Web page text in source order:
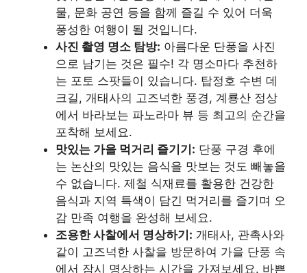
물, 문화 공연 등을 함께 즐길 수 있어 더욱
풍성한 여행이 될 것입니다.
사진 촬영 명소 탐방: 아름다운 단풍을 사진
으로 남기는 것은 필수! 각 명소마다 추천하
는 포토 스팟들이 있습니다. 탑정호 수변 데
크길, 개태사의 고즈넉한 풍경, 계룡산 정상
에서 바라보는 파노라마 뷰 등 최고의 순간을
포착해 보세요.
맛있는 가을 먹거리 즐기기: 단풍 구경 후에
는 논산의 맛있는 음식을 맛보는 것도 빼놓을
수 없습니다. 제철 식재료를 활용한 건강한
음식과 지역 특색이 담긴 먹거리를 즐기며 오
감 만족 여행을 완성해 보세요.
조용한 사찰에서 명상하기: 개태사, 관촉사와
같이 고즈넉한 사찰을 방문하여 가을 단풍 속
에서 잠시 명상하는 시간을 가져보세요. 바쁜